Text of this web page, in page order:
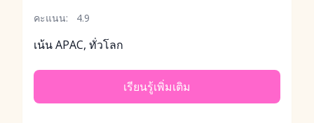
คะแนน:
4.9
เน้น APAC, ทั่วโลก
เรียนรู้เพิ่มเติม